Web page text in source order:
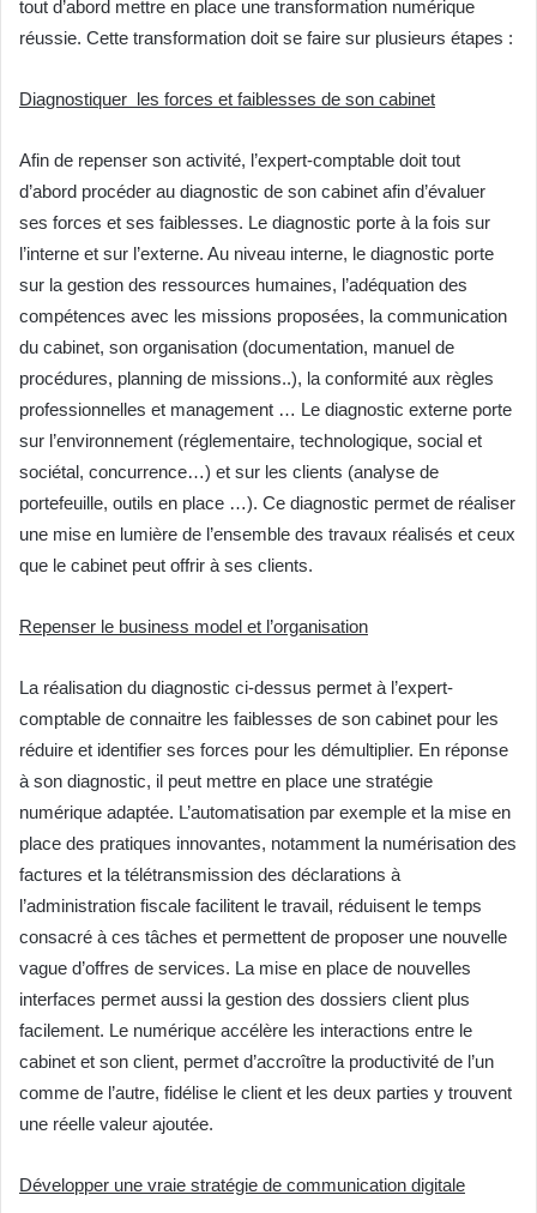
tout d’abord mettre en place une transformation numérique
réussie. Cette transformation doit se faire sur plusieurs étapes :
Diagnostiquer les forces et faiblesses de son cabinet
Afin de repenser son activité, l’expert-comptable doit tout
d’abord procéder au diagnostic de son cabinet afin d’évaluer
ses forces et ses faiblesses. Le diagnostic porte à la fois sur
l’interne et sur l’externe. Au niveau interne, le diagnostic porte
sur la gestion des ressources humaines, l’adéquation des
compétences avec les missions proposées, la communication
du cabinet, son organisation (documentation, manuel de
procédures, planning de missions..), la conformité aux règles
professionnelles et management … Le diagnostic externe porte
sur l’environnement (réglementaire, technologique, social et
sociétal, concurrence…) et sur les clients (analyse de
portefeuille, outils en place …). Ce diagnostic permet de réaliser
une mise en lumière de l’ensemble des travaux réalisés et ceux
que le cabinet peut offrir à ses clients.
Repenser le business model et l’organisation
La réalisation du diagnostic ci-dessus permet à l’expert-
comptable de connaitre les faiblesses de son cabinet pour les
réduire et identifier ses forces pour les démultiplier. En réponse
à son diagnostic, il peut mettre en place une stratégie
numérique adaptée. L’automatisation par exemple et la mise en
place des pratiques innovantes, notamment la numérisation des
factures et la télétransmission des déclarations à
l’administration fiscale facilitent le travail, réduisent le temps
consacré à ces tâches et permettent de proposer une nouvelle
vague d’offres de services. La mise en place de nouvelles
interfaces permet aussi la gestion des dossiers client plus
facilement. Le numérique accélère les interactions entre le
cabinet et son client, permet d’accroître la productivité de l’un
comme de l’autre, fidélise le client et les deux parties y trouvent
une réelle valeur ajoutée.
Développer une vraie stratégie de communication digitale